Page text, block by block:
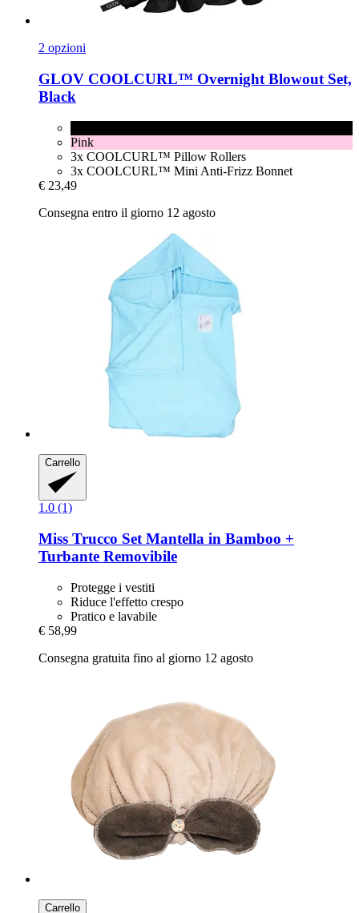
2 opzioni
GLOV COOLCURL™ Overnight Blowout Set,
Black
Pink
3x COOLCURL™ Pillow Rollers
3x COOLCURL™ Mini Anti-Frizz Bonnet
€ 23,49
Consegna entro il giorno 12 agosto
Carrello
1.0 (1)
Miss Trucco Set Mantella in Bamboo +
Turbante Removibile
Protegge i vestiti
Riduce l'effetto crespo
Pratico e lavabile
€ 58,99
Consegna gratuita fino al giorno 12 agosto
Carrello